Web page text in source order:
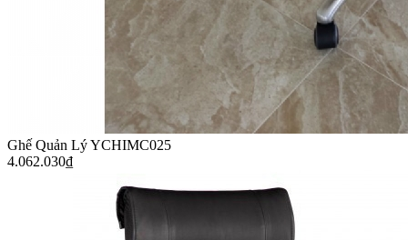
Ghế Quản Lý YCHIMC025
4.062.030₫